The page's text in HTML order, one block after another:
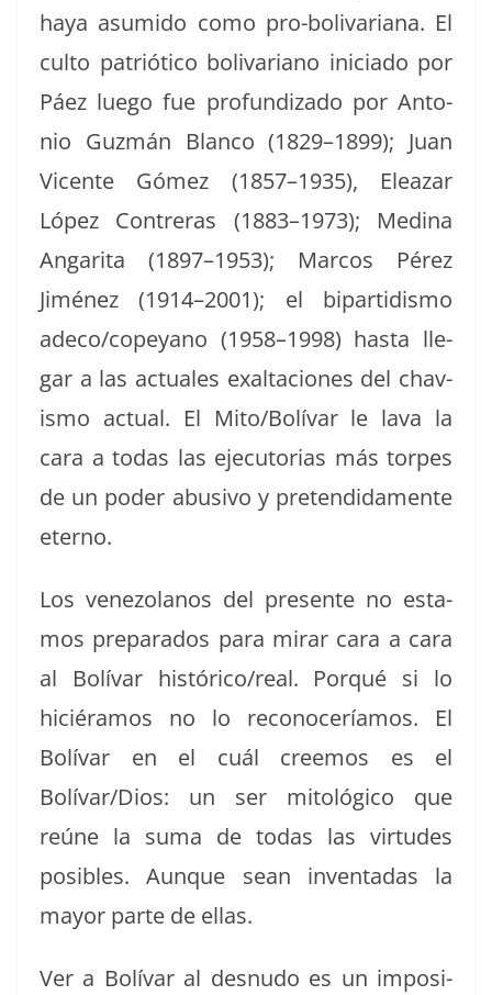
haya asum­i­do como pro-boli­var­i­ana. El
cul­to patrióti­co boli­var­i­ano ini­ci­a­do por
Páez luego fue pro­fun­diza­do por Anto­
nio Guzmán Blan­co (1829–1899); Juan
Vicente Gómez (1857–1935), Eleazar
López Con­tr­eras (1883–1973); Med­i­na
Angari­ta (1897–1953); Mar­cos Pérez
Jiménez (1914–2001); el bipar­tidis­mo
adeco/copeyano (1958–1998) has­ta lle­
gar a las actuales exalta­ciones del chav­
is­mo actu­al. El Mito/Bolívar le lava la
cara a todas las eje­cu­to­rias más tor­pes
de un poder abu­si­vo y pre­tendi­da­mente
eterno.
Los vene­zolanos del pre­sente no esta­
mos prepara­dos para mirar cara a cara
al Bolí­var histórico/real. Porqué si lo
hiciéramos no lo recono­ceríamos. El
Bolí­var en el cuál creemos es el
Bolívar/Dios: un ser mitológi­co que
reúne la suma de todas las vir­tudes
posi­bles. Aunque sean inven­tadas la
may­or parte de ellas.
Ver a Bolí­var al desnudo es un imposi­